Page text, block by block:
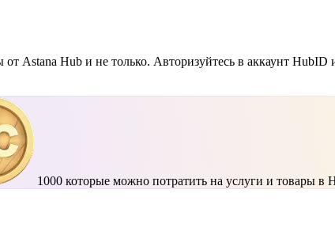
Astana Hub и не только. Авторизуйтесь в аккаунт
1000 которые можно потратить на услуги и товары в